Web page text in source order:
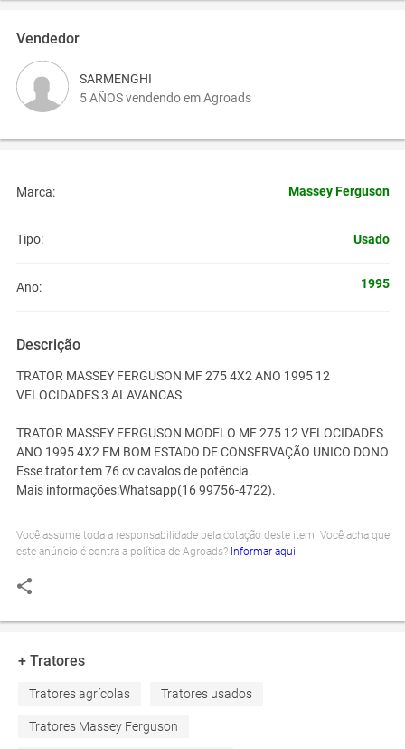
Vendedor
SARMENGHI
5 AÑOS vendendo em Agroads
Marca: Massey Ferguson
Tipo: Usado
Ano: 1995
Descrição
TRATOR MASSEY FERGUSON MF 275 4X2 ANO 1995 12
VELOCIDADES 3 ALAVANCAS
TRATOR MASSEY FERGUSON MODELO MF 275 12 VELOCIDADES
ANO 1995 4X2 EM BOM ESTADO DE CONSERVAÇÃO UNICO DONO
Esse trator tem 76 cv cavalos de potência.
Mais informações:Whatsapp(16 99756-4722).
Você assume toda a responsabilidade pela cotação deste item. Você acha que
este anúncio é contra a política de Agroads? Informar aqui
+ Tratores
Tratores agrícolas Tratores usados
Tratores Massey Ferguson